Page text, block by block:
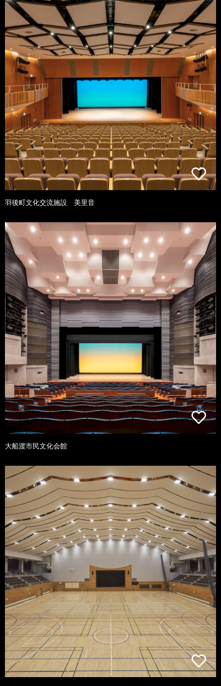
羽後町文化交流施設 美里音
大船渡市民文化会館